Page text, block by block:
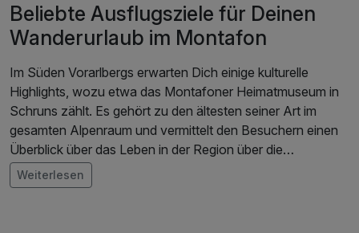
Beliebte Ausflugsziele für Deinen
Wanderurlaub im Montafon
Im Süden Vorarlbergs erwarten Dich einige kulturelle
Highlights, wozu etwa das Montafoner Heimatmuseum in
Schruns zählt. Es gehört zu den ältesten seiner Art im
gesamten Alpenraum und vermittelt den Besuchern einen
Überblick über das Leben in der Region über die
vergangenen Jahrhunderte. Ebenfalls sehenswert sind das
historische Bergwerk am Bartholomäberg, der Wasser-
Weiterlesen